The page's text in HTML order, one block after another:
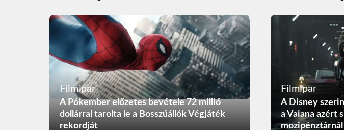
Filmipar
A Pókember előzetes bevétele 72 millió
dollárral tarolta le a Bosszúállók Végjáték
rekordját
Filmipar
A Disney
a Vaiana azért